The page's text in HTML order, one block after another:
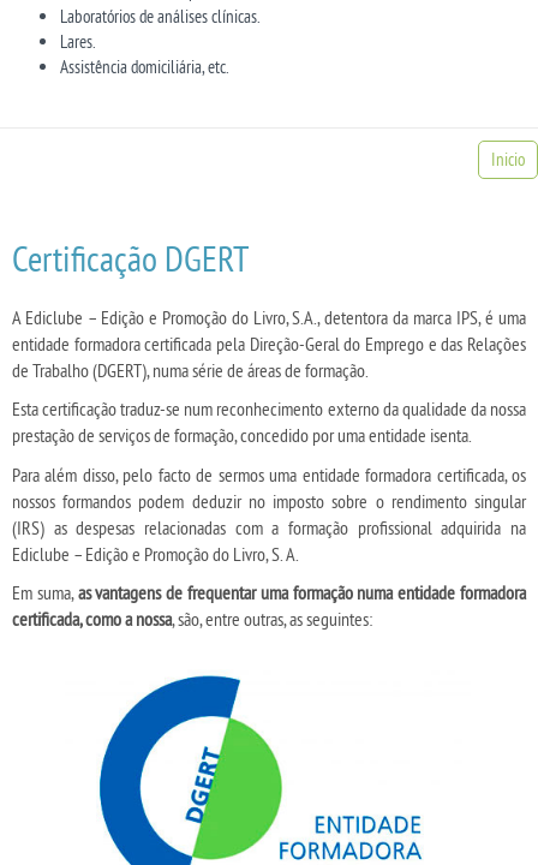
Laboratórios de análises clínicas.
Lares.
Assistência domiciliária, etc.
Inicio
Certificação DGERT
A Ediclube – Edição e Promoção do Livro, S.A., detentora da marca IPS, é uma
entidade formadora certificada pela Direção-Geral do Emprego e das Relações
de Trabalho (DGERT), numa série de áreas de formação.
Esta certificação traduz-se num reconhecimento externo da qualidade da nossa
prestação de serviços de formação, concedido por uma entidade isenta.
Para além disso, pelo facto de sermos uma entidade formadora certificada, os
nossos formandos podem deduzir no imposto sobre o rendimento singular
(IRS) as despesas relacionadas com a formação profissional adquirida na
Ediclube – Edição e Promoção do Livro, S. A.
Em suma,as vantagens de frequentar uma formação numa entidade formadora
certificada, como a nossa, são, entre outras, as seguintes: